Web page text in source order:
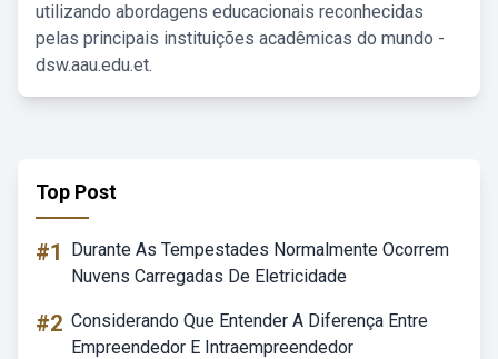
utilizando abordagens educacionais reconhecidas
pelas principais instituições acadêmicas do mundo -
dsw.aau.edu.et.
Top Post
#1
Durante As Tempestades Normalmente Ocorrem
Nuvens Carregadas De Eletricidade
#2 Considerando Que Entender A Diferença Entre
Empreendedor E Intraempreendedor